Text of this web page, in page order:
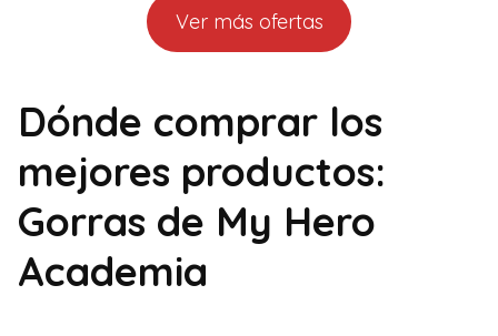
Ver más ofertas
Dónde comprar los
mejores productos:
Gorras de My Hero
Academia